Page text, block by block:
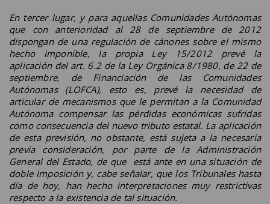
En tercer lugar, y para aquellas Comunidades Autónomas
que con anterioridad al 28 de septiembre de 2012
dispongan de una regulación de cánones sobre el mismo
hecho imponible, la propia Ley 15/2012 prevé la
aplicación del art. 6.2 de la Ley Orgánica 8/1980, de 22 de
septiembre, de Financiación de las Comunidades
Autónomas (LOFCA), esto es, prevé la necesidad de
articular de mecanismos que le permitan a la Comunidad
Autónoma compensar las pérdidas económicas sufridas
como consecuencia del nuevo tributo estatal. La aplicación
de esta previsión, no obstante, está sujeta a la necesaria
previa consideración, por parte de la Administración
General del Estado, de que está ante en una situación de
doble imposición y, cabe señalar, que los Tribunales hasta
día de hoy, han hecho interpretaciones muy restrictivas
respecto a la existencia de tal situación.